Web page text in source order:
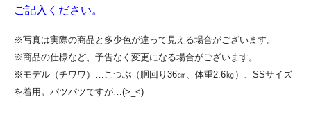
ご記入ください。
※写真は実際の商品と多少色が違って見える場合がございます。
※商品の仕様など、予告なく変更になる場合がございます。
※モデル（チワワ）…こつぶ（胴回り36㎝、体重2.6㎏）、SSサイズ
を着用。パツパツですが…(>_<)